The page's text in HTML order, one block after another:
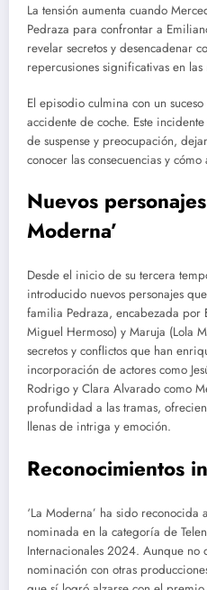
La tensión aumenta cuando
Pedraza para confrontar a
revelar secretos y desencadenar
repercusiones significativas en
El episodio culmina con un
accidente de coche. Este
de suspense y preocupación,
conocer las consecuencias y
Nuevos
Moderna’
Desde el inicio de su tercera
introducido nuevos personajes
familia Pedraza, encabezada
Miguel Hermoso) y Maruja (Lola
secretos y conflictos que han
incorporación de actores como
Rodrigo y Clara Alvarado como
profundidad a las tramas,
llenas de intriga y emoción.
Reconocimientos
‘La Moderna’ ha sido
nominada en la categoría de
Internacionales 2024. Aunque
nominación con otras